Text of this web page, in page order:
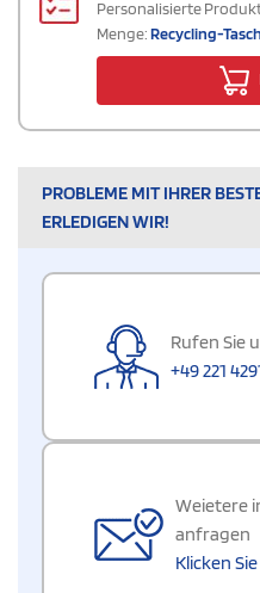
Personalisierte
Menge:Recycling-
PROBLEME MIT IHRER
ERLEDIGEN WIR!
Rufen Sie
+49 221
Weietere
anfragen
Klicken